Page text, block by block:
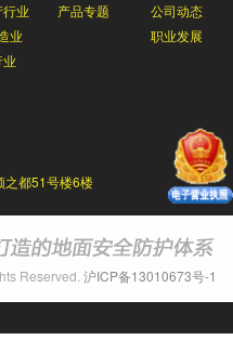
业
业
产品专题
公司动态
职业发展
之都51号楼6楼
Reserved. 沪ICP备13010673号-1